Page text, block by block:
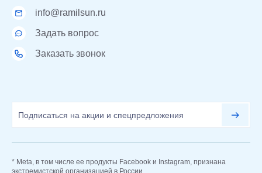
info@ramilsun.ru
Задать вопрос
Заказать звонок
* Meta, в том числе ее продукты Facebook и Instagram, признана